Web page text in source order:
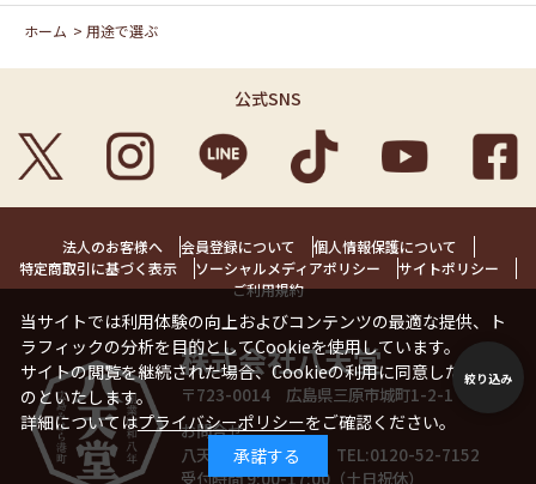
絞り込み
ホーム > 用途で選ぶ
公式SNS
法人のお客様へ 会員登録について
個人情報保護について
特定商取引に基づく表示
ソーシャルメディアポリシー
サイトポリシー
ご利用規約
株式会社八天堂
〒723-0014 広島県三原市城町1-2-1 1階
お問合せ
八天堂お客様相談室 TEL:0120-52-7152
受付時間 9:00-17:00（土日祝休）
当サイトでは利用体験の向上およびコンテンツの最適な提供、ト
ラフィックの分析を目的としてCookieを使用しています。
サイトの閲覧を継続された場合、Cookieの利用に同意したことも
のといたします。
詳細についてはプライバシーポリシーをご確認ください。
承諾する